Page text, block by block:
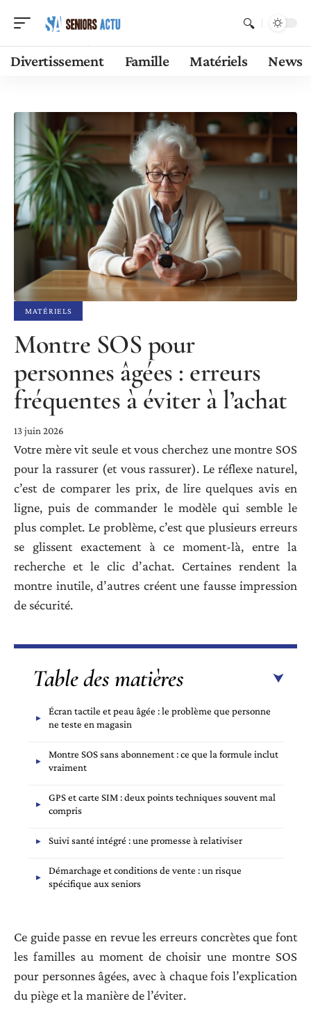
Divertissement Famille Matériels News
MATÉRIELS
Montre SOS pour
personnes âgées : erreurs
fréquentes à éviter à l’achat
13 juin 2026
Votre mère vit seule et vous cherchez une montre SOS
pour la rassurer (et vous rassurer). Le réflexe naturel,
c’est de comparer les prix, de lire quelques avis en
ligne, puis de commander le modèle qui semble le
plus complet. Le problème, c’est que plusieurs erreurs
se glissent exactement à ce moment-là, entre la
recherche et le clic d’achat. Certaines rendent la
montre inutile, d’autres créent une fausse impression
de sécurité.
Table des matières
Écran tactile et peau âgée : le problème que personne
ne teste en magasin
Montre SOS sans abonnement : ce que la formule inclut
vraiment
GPS et carte SIM : deux points techniques souvent mal
compris
Suivi santé intégré : une promesse à relativiser
Démarchage et conditions de vente : un risque
spécifique aux seniors
Ce guide passe en revue les erreurs concrètes que font
les familles au moment de choisir une montre SOS
pour personnes âgées, avec à chaque fois l’explication
du piège et la manière de l’éviter.